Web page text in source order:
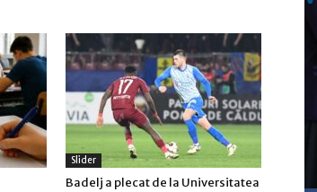
Slider
Badelj a plecat de la Universitatea